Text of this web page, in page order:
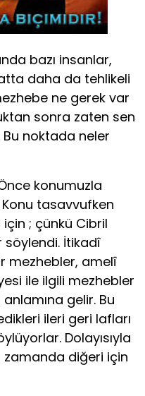
bazı insanlar,
daha da tehlikeli
ne gerek var
sonra zaten sen
noktada neler
konumuzla
Konu tasavvufken
; çünkü Cibril
İtikadî
mezhebler, amelî
ile ilgili mezhebler
gelir. Bu
ileri geri lafları
Dolayısıyla
zamanda diğeri için